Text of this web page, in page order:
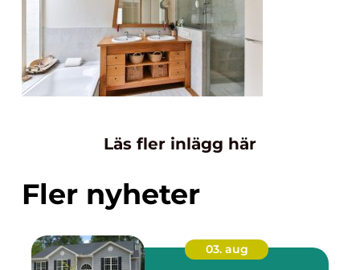
Läs fler inlägg här
Fler nyheter
03. aug